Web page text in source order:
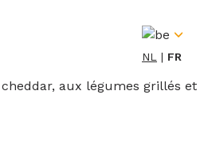
NL FR